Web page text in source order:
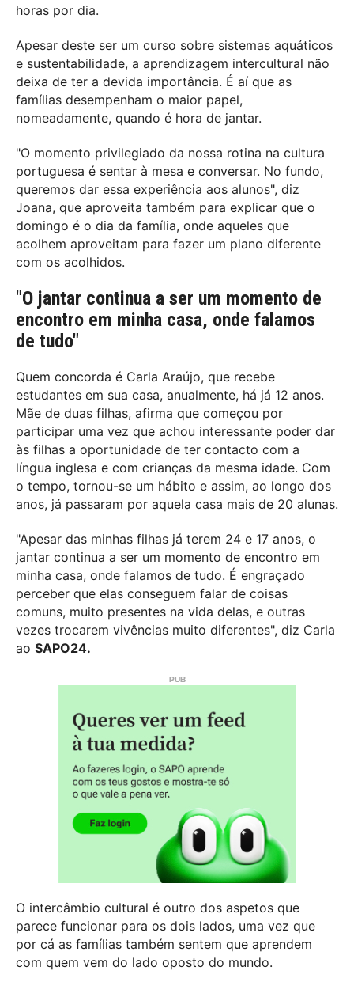
horas por dia.
Apesar deste ser um curso sobre sistemas aquáticos
e sustentabilidade, a aprendizagem intercultural não
deixa de ter a devida importância. É aí que as
famílias desempenham o maior papel,
nomeadamente, quando é hora de jantar.
"O momento privilegiado da nossa rotina na cultura
portuguesa é sentar à mesa e conversar. No fundo,
queremos dar essa experiência aos alunos", diz
Joana, que aproveita também para explicar que o
domingo é o dia da família, onde aqueles que
acolhem aproveitam para fazer um plano diferente
com os acolhidos.
"O jantar continua a ser um momento de
encontro em minha casa, onde falamos
de tudo"
Quem concorda é Carla Araújo, que recebe
estudantes em sua casa, anualmente, há já 12 anos.
Mãe de duas filhas, afirma que começou por
participar uma vez que achou interessante poder dar
às filhas a oportunidade de ter contacto com a
língua inglesa e com crianças da mesma idade. Com
o tempo, tornou-se um hábito e assim, ao longo dos
anos, já passaram por aquela casa mais de 20 alunas.
"Apesar das minhas filhas já terem 24 e 17 anos, o
jantar continua a ser um momento de encontro em
minha casa, onde falamos de tudo. É engraçado
perceber que elas conseguem falar de coisas
comuns, muito presentes na vida delas, e outras
vezes trocarem vivências muito diferentes", diz Carla
ao SAPO24.
O intercâmbio cultural é outro dos aspetos que
parece funcionar para os dois lados, uma vez que
por cá as famílias também sentem que aprendem
com quem vem do lado oposto do mundo.